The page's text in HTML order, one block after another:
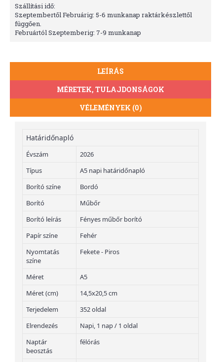
Szállítási idő:
Szeptembertől Februárig: 5-6 munkanap raktárkészlettől
függően.
Februártól Szeptemberig: 7-9 munkanap
LEÍRÁS
MÉRETEK, TULAJDONSÁGOK
VÉLEMÉNYEK (0)
Határidőnapló
Évszám
2026
Típus
A5 napi határidőnapló
Borító színe
Bordó
Borító
Műbőr
Borító leírás
Fényes műbőr borító
Papír színe
Fehér
Nyomtatás
színe
Fekete - Piros
Méret
A5
Méret (cm)
14,5x20,5 cm
Terjedelem
352 oldal
Elrendezés
Napi, 1 nap / 1 oldal
Naptár
beosztás
félórás